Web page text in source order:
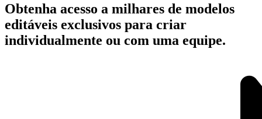
Obtenha acesso a milhares de modelos
editáveis exclusivos para criar
individualmente ou com uma equipe.